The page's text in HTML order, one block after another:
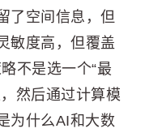
了空间信息，但
敏度高，但覆盖
不是选一个“最
然后通过计算模
为什么AI和大数